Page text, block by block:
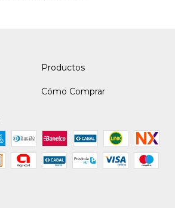
Productos
Cómo Comprar